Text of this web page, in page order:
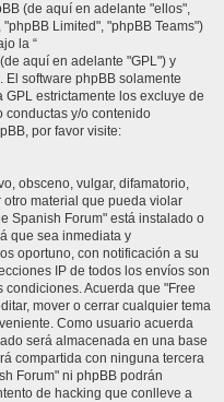
(de aquí en adelante "ellos",
Limited", "phpBB Teams")
la “
(de aquí en adelante "GPL") y
. El software phpBB solamente
estrictamente los excluye de
conductas y/o contenido
por favor visite:
obsceno, vulgar, difamatorio,
material que pueda violar
Spanish Forum" está instalado o
que sea inmediata y
oportuno, con notificación a su
IP de todos los envíos son
Acuerda que "Free
mover o cerrar cualquier tema
Como usuario acuerda
será almacenada en una base
compartida con ninguna tercera
Forum" ni phpBB podrán
de hacking que conlleve a